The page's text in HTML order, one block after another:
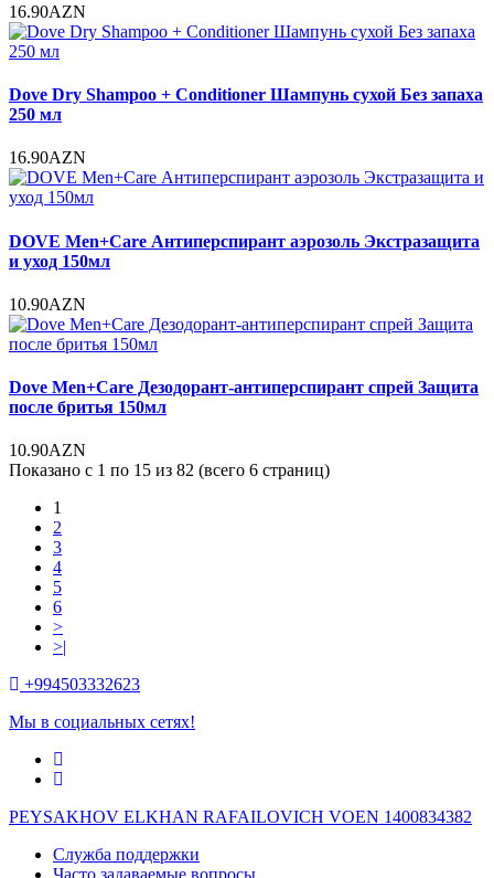
16.90AZN
Dove Dry Shampoo + Conditioner Шампунь сухой Без запаха
250 мл
16.90AZN
DOVE Men+Care Антиперспирант аэрозоль Экстразащита
и уход 150мл
10.90AZN
Dove Men+Care Дезодорант-антиперспирант спрей Защита
после бритья 150мл
10.90AZN
Показано с 1 по 15 из 82 (всего 6 страниц)
1
2
3
4
5
6
>
>|
+994503332623
Мы в социальных сетях!
PEYSAKHOV ELKHAN RAFAILOVICH VOEN 1400834382
Служба поддержки